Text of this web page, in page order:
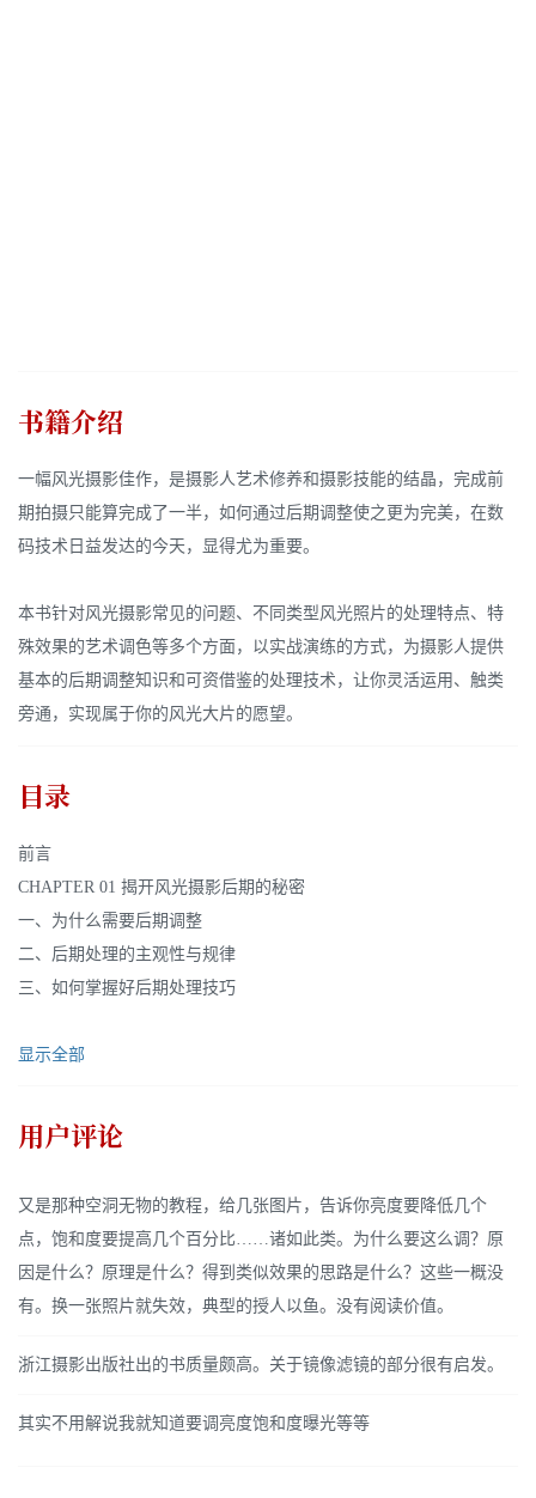
书籍介绍
一幅风光摄影佳作，是摄影人艺术修养和摄影技能的结晶，完成前
期拍摄只能算完成了一半，如何通过后期调整使之更为完美，在数
码技术日益发达的今天，显得尤为重要。
本书针对风光摄影常见的问题、不同类型风光照片的处理特点、特
殊效果的艺术调色等多个方面，以实战演练的方式，为摄影人提供
基本的后期调整知识和可资借鉴的处理技术，让你灵活运用、触类
旁通，实现属于你的风光大片的愿望。
目录
前言
CHAPTER 01 揭开风光摄影后期的秘密
一、为什么需要后期调整
二、后期处理的主观性与规律
三、如何掌握好后期处理技巧
显示全部
用户评论
又是那种空洞无物的教程，给几张图片，告诉你亮度要降低几个
点，饱和度要提高几个百分比……诸如此类。为什么要这么调？原
因是什么？原理是什么？得到类似效果的思路是什么？这些一概没
有。换一张照片就失效，典型的授人以鱼。没有阅读价值。
浙江摄影出版社出的书质量颇高。关于镜像滤镜的部分很有启发。
其实不用解说我就知道要调亮度饱和度曝光等等